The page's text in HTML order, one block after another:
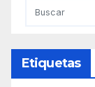
Etiquetas